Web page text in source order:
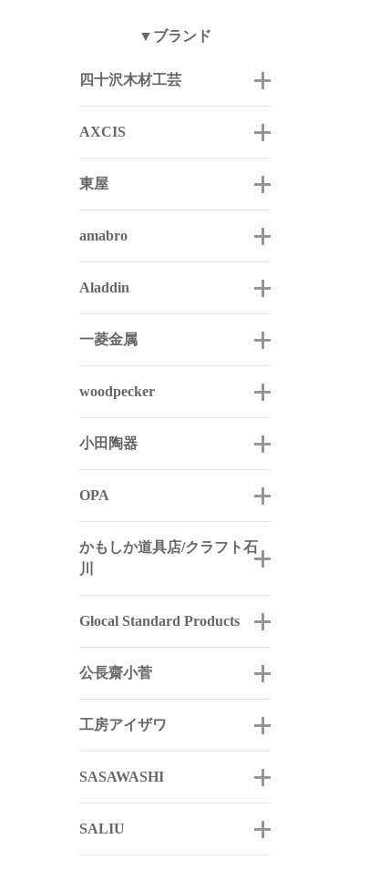
▼ブランド
四十沢木材工芸
AXCIS
東屋
amabro
Aladdin
一菱金属
woodpecker
小田陶器
OPA
かもしか道具店/クラフト石
川
Glocal Standard Products
公長齋小菅
工房アイザワ
SASAWASHI
SALIU